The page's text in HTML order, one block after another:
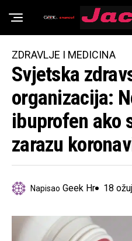
ZDRAVLJE I MEDICINA
Svjetska
organizacija:
ibuprofen ako
zarazu
Napisao Geek Hr 18